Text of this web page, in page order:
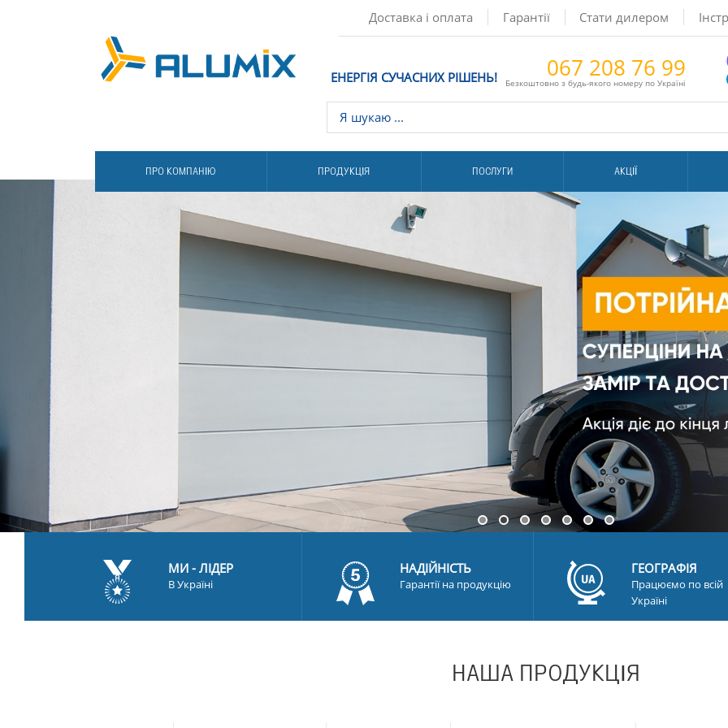
Доставка і оплата Гарантії Стати дилером
ЕНЕРГІЯ СУЧАСНИХ РІШЕНЬ! 067 208 76 99
Безкоштовно з будь-якого номеру по Україні
ПРО КОМПАНІЮ ПРОДУКЦІЯ ПОСЛУГИ АКЦІЇ
МИ - ЛІДЕР
В Україні
НАДІЙНІСТЬ
Гарантії на продукцію
ГЕОГРАФІЯ
Працюємо по всій
Україні
НАША ПРОДУКЦІЯ